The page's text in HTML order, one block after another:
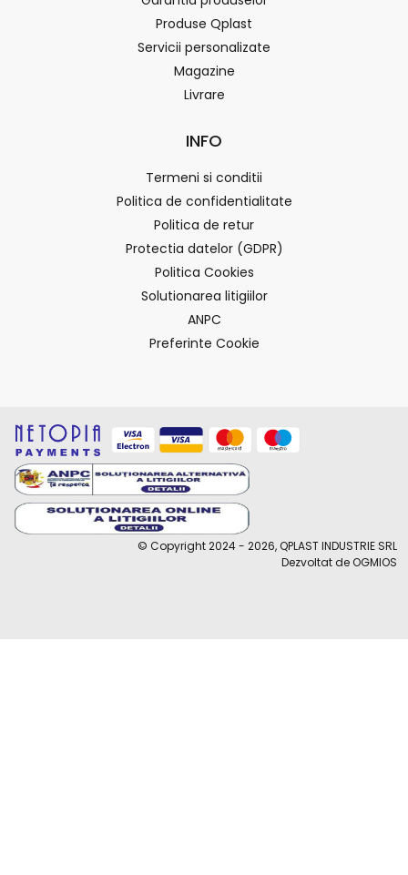
Produse Qplast
Servicii personalizate
Magazine
Livrare
INFO
Termeni si conditii
Politica de confidentialitate
Politica de retur
Protectia datelor (GDPR)
Politica Cookies
Solutionarea litigiilor
ANPC
Preferinte Cookie
© Copyright 2024 - 2026, QPLAST INDUSTRIE SRL
Dezvoltat de OGMIOS